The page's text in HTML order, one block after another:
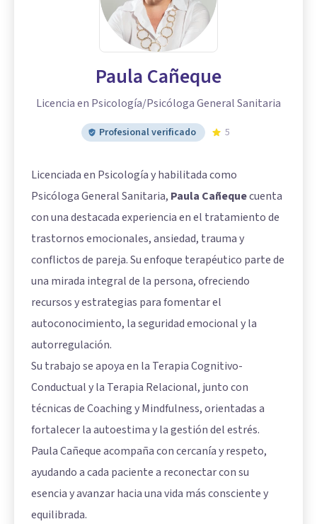
Paula Cañeque
Licencia en Psicología/Psicóloga General Sanitaria
Profesional verificado 5
Licenciada en Psicología y habilitada como
Psicóloga General Sanitaria, Paula Cañequecuenta
con una destacada experiencia en el tratamiento de
trastornos emocionales, ansiedad, trauma y
conflictos de pareja. Su enfoque terapéutico parte de
una mirada integral de la persona, ofreciendo
recursos y estrategias para fomentar el
autoconocimiento, la seguridad emocional y la
autorregulación.
Su trabajo se apoya en la Terapia Cognitivo-
Conductual y la Terapia Relacional, junto con
técnicas de Coaching y Mindfulness, orientadas a
fortalecer la autoestima y la gestión del estrés.
Paula Cañeque acompaña con cercanía y respeto,
ayudando a cada paciente a reconectar con su
esencia y avanzar hacia una vida más consciente y
equilibrada.